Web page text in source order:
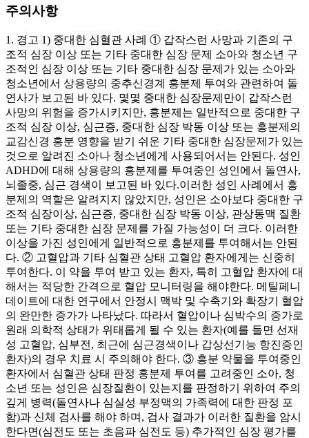
주의사항
1. 경고 1) 중대한 심혈관 사례 ① 갑작스런 사망과 기존의 구
조적 심장 이상 또는 기타 중대한 심장 문제 소아와 청소년 구
조적인 심장 이상 또는 기타 중대한 심장 문제가 있는 소아와
청소년에서 상용량의 중추신경계 흥분제 투여와 관련하여 돌
연사가 보고된 바 있다. 몇몇 중대한 심장문제만이 갑작스런
사망의 위험을 증가시키지만, 흥분제는 일반적으로 중대한 구
조적 심장 이상, 심근증, 중대한 심장 박동 이상 또는 흥분제의
교감신경 흥분 영향을 받기 쉬운 기타 중대한 심장문제가 있는
것으로 알려진 소아나 청소년에게 사용되어서는 안된다. 성인
ADHD에 대해 상용량의 흥분제를 투여중인 성인에서 돌연사,
뇌졸중, 심근 경색이 보고된 바 있다.이러한 성인 사례에서 흥
분제의 역할은 알려지지 않았지만, 성인은 소아보다 중대한 구
조적 심장이상, 심근증, 중대한 심장 박동 이상, 관상동맥 질환
또는 기타 중대한 심장 문제를 가질 가능성이 더 크다. 이러한
이상을 가진 성인에게 일반적으로 흥분제를 투여해서는 안된
다. ② 고혈압과 기타 심혈관 상태 고혈압 환자에게는 신중히
투여한다. 이 약을 투여 받고 있는 환자, 특히 고혈압 환자에 대
해서는 적당한 간격으로 혈압 모니터링을 해야한다. 메틸페니
데이트에 대한 연구에서 안정시 맥박 및 수축기와 확장기 혈압
의 완만한 증가가 나타났다. 따라서 혈압이나 심박수의 증가로
원래 의학적 상태가 위태롭게 될 수 있는 환자(예를 들면 선재
성 고혈압, 심부전, 최근에 심근경색이나 갑상선기능 항진증인
환자)의 경우 치료 시 주의해야 한다. ③ 흥분 약물을 투여중인
환자에서 심혈관 상태 판정 흥분제 투여를 고려중인 소아, 청
소년 또는 성인은 심장질환이 있는지를 판정하기 위하여 주의
깊게 병력(돌연사나 심실성 부정맥의 가족력에 대한 판정 포
함)과 신체 검사를 해야 하며, 검사 결과가 이러한 질환을 암시
한다면(심전도 또는 초음파 심전도 등) 추가적인 심장 평가를